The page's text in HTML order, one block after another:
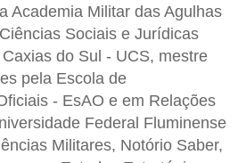
Academia Militar das Agulhas
Sociais e Jurídicas
do Sul - UCS, mestre
pela Escola de
- EsAO e em Relações
Federal Fluminense
Militares, Notório Saber,